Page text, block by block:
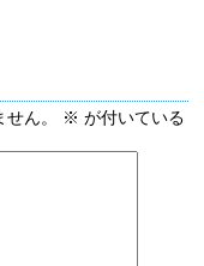
ん。 ※ が付いている